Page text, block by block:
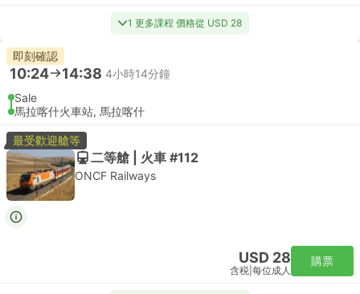
1 更多課程 價格從 USD 28
即刻確認
10:24 14:38 4小時14分鐘
Sale
馬拉喀什火車站, 馬拉喀什
最受歡迎艙等
二等艙 | 火車 #112
ONCF Railways
USD 28
含税 每位成人
購票